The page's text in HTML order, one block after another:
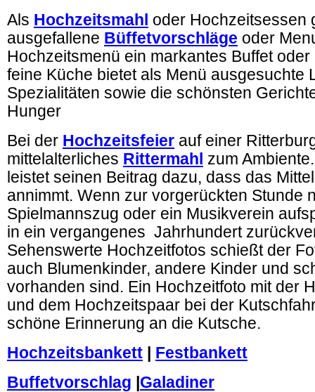
Als Hochzeitsmahl oder Hochzeitsessen
ausgefallene Büffetvorschläge oder
Hochzeitsmenü ein markantes Buffet
feine Küche bietet als Menü ausgesuchte
Spezialitäten sowie die schönsten
Hunger
Bei der Hochzeitsfeier auf einer
mittelalterliches Rittermahl zum
leistet seinen Beitrag dazu, dass das
annimmt. Wenn zur vorgerückten Stunde
Spielmannszug oder ein Musikverein
in ein vergangenes Jahrhundert
Sehenswerte Hochzeitfotos schießt der
auch Blumenkinder, andere Kinder und
vorhanden sind. Ein Hochzeitfoto mit der
und dem Hochzeitspaar bei der
schöne Erinnerung an die Kutsche.
Hochzeitsbankett
Festbankett
Buffetvorschlag Galadiner